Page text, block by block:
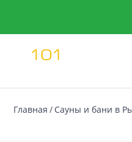
Главная Сауны и бани в